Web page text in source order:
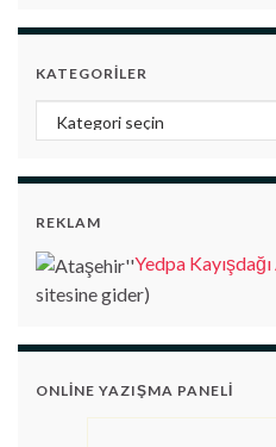
KATEGORILER
Kategoriler
REKLAM
Yedpa
sitesine gider)
ONLINE YAZIŞMA PANELI